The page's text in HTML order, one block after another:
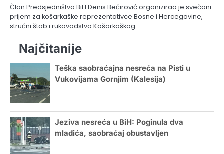
Član Predsjedništva BiH Denis Bećirović organizirao je svečani
prijem za košarkaške reprezentativce Bosne i Hercegovine,
stručni štab i rukovodstvo Košarkaškog…
Najčitanije
Teška saobraćajna nesreća na Pisti u
Vukovijama Gornjim (Kalesija)
Jeziva nesreća u BiH: Poginula dva
mladića, saobraćaj obustavljen